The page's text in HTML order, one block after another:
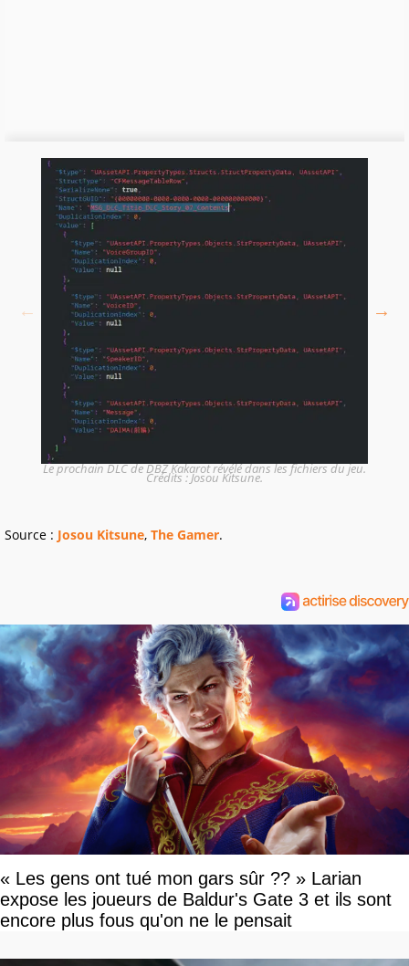
Le prochain DLC de DBZ Kakarot révélé dans les fichiers du jeu.
Crédits : Josou Kitsune.
Source : Josou Kitsune, The Gamer.
« Les gens ont tué mon gars sûr ?? » Larian
expose les joueurs de Baldur's Gate 3 et ils sont
encore plus fous qu'on ne le pensait